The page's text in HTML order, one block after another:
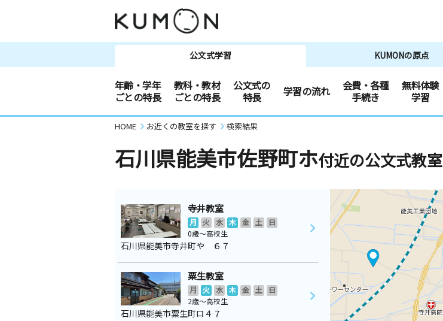
公文式学習 KUMONの原点
年齢・学年
ごとの特長
教科・教材
ごとの特長
公文式の
特長
学習の流れ
会費・各種
手続き
無料体験
学習
HOME お近くの教室を探す 検索結果
石川県能美市佐野町ホ付近の公文式教室
寺井教室
月 火 水 木 金 土
日
0歳～高校生
石川県能美市寺井町や ６７
粟生教室
月 火 水 木 金 土
日
2歳～高校生
石川県能美市粟生町ロ４７